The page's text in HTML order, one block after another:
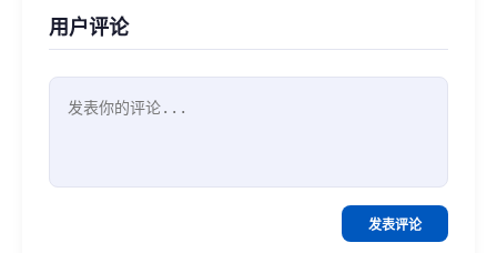
用户评论
发表评论